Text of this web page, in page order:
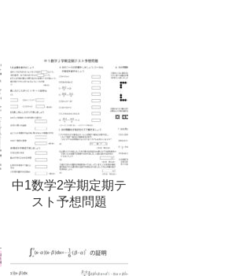
中1数学2学期定期テ
スト予想問題